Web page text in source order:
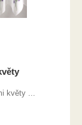
květy ...